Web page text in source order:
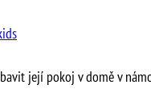
její pokoj v domě v